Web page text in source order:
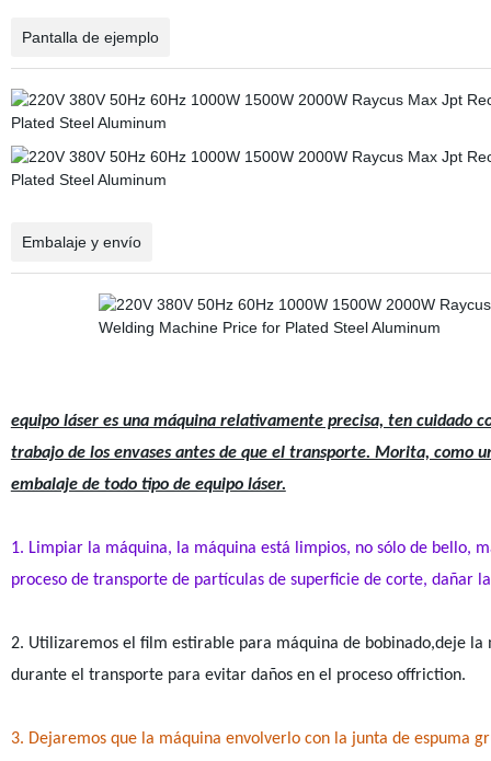
Pantalla de ejemplo
Embalaje y envío
equipo láser es una máquina relativamente precisa, ten cuidado
trabajo de los envases antes de que el transporte. Morita, como
embalaje de todo tipo de equipo láser.
1. Limpiar la máquina, la máquina está limpios, no sólo de bello,
proceso de transporte de partículas de superficie de corte, dañar
2. Utilizaremos el film estirable para máquina de bobinado,deje
durante el transporte para evitar daños en el proceso offriction.
3. Dejaremos que la máquina envolverlo con la junta de espuma